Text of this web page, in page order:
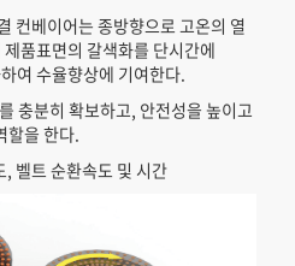
컨베이어는 종방향으로 고온의 열
표면의 갈색화를 단시간에
여 수율향상에 기여한다.
충분히 확보하고, 안전성을 높이고
할을 한다.
벨트 순환속도 및 시간